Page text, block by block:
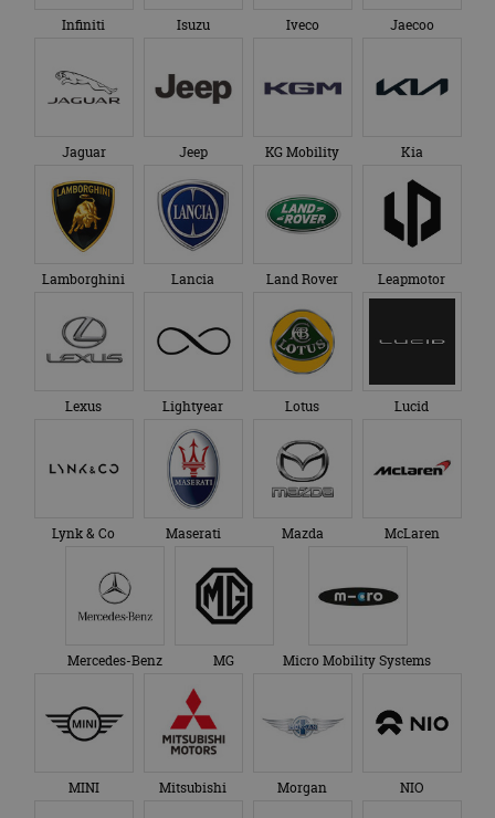
Infiniti Isuzu Iveco Jaecoo
Jaguar Jeep KG Mobility Kia
Lamborghini Lancia Land Rover Leapmotor
Lexus Lightyear Lotus Lucid
Lynk & Co Maserati Mazda McLaren
Mercedes-Benz MG Micro Mobility Systems
MINI Mitsubishi Morgan NIO